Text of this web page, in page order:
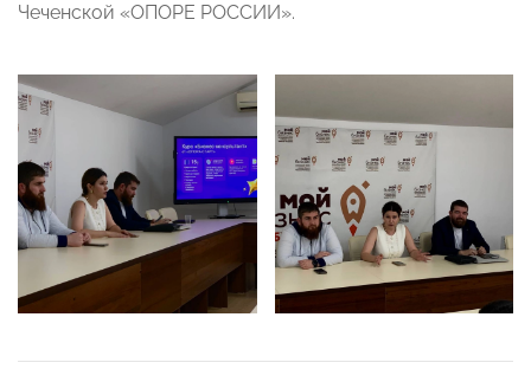
Чеченской «ОПОРЕ РОССИИ».